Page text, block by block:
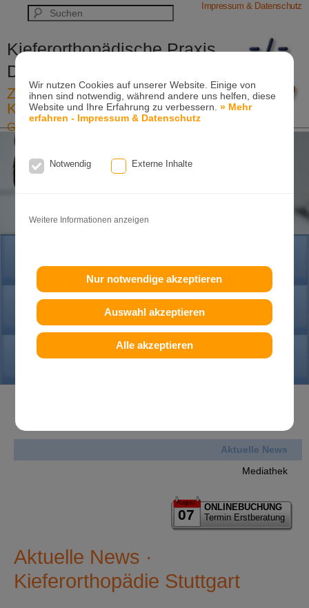
Wir nutzen Cookies auf unserer Website. Einige von
ihnen sind notwendig, während andere uns helfen, diese
Website und Ihre Erfahrung zu verbessern.» Mehr
erfahren - Impressum & Datenschutz
Notwendig Externe Inhalte
Weitere Informationen anzeigen
Nur notwendige akzeptieren
Auswahl akzeptieren
Alle akzeptieren
Impressum & Datenschutz
Kieferorthopädische Praxis
Dr. Konik & Kollegen
Zahn- und Kieferregulierungen für
Kinder und Erwachsene
Ganzheitliche-Kieferorthopädie
Erwachsenen-Kieferorthopädie
Tel. +49
HOME
PRAXIS
KONTAKT
News
Aktuelle News
Mediathek
August
07
ONLINEBUCHUNG
Termin Erstberatung
Aktuelle News ·
Kieferorthopädie Stuttgart